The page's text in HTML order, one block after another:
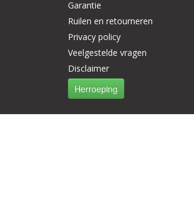
Garantie
Ruilen en retourneren
Privacy policy
Veelgestelde vragen
Disclaimer
Herroeping